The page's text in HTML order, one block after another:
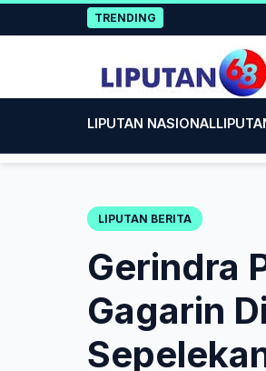
to
TRENDING
LIPUTAN NASIONAL
LIPUTAN BERITA
Gerindra
Gagarin